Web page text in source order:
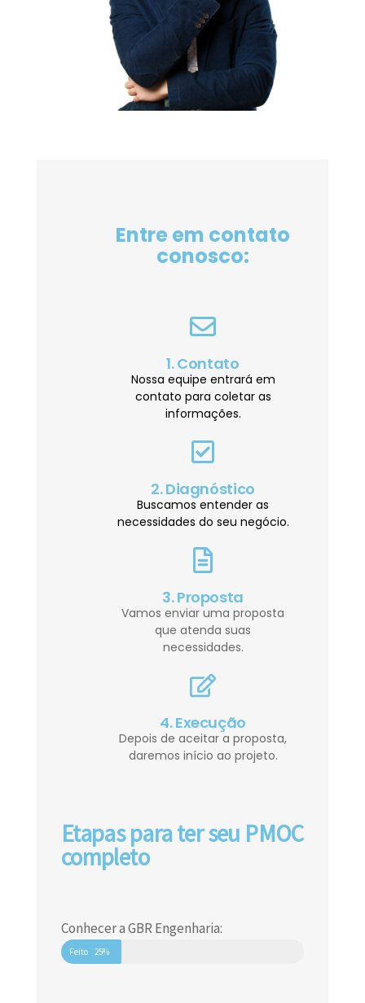
Entre em contato
conosco:
1. Contato
Nossa equipe entrará em
contato para coletar as
informações.
2. Diagnóstico
Buscamos entender as
necessidades do seu negócio.
3. Proposta
Vamos enviar uma proposta
que atenda suas
necessidades.
4. Execução
Depois de aceitar a proposta,
daremos início ao projeto.
Etapas para ter seu PMOC
completo
Conhecer a GBR Engenharia:
Feito 25%